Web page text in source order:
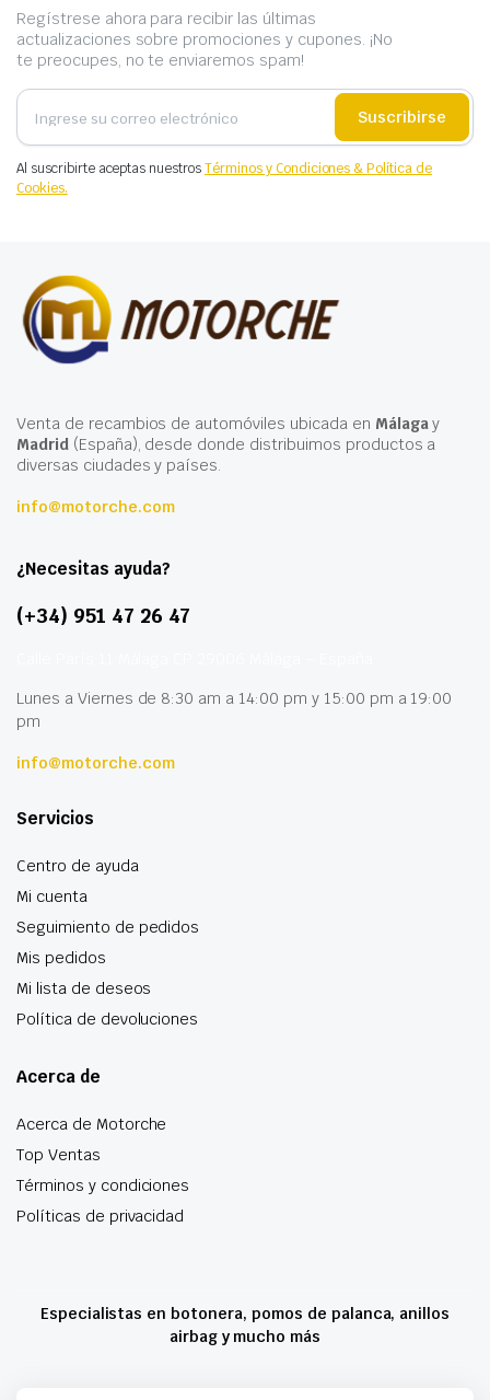
Regístrese ahora para recibir las últimas
actualizaciones sobre promociones y cupones. ¡No
te preocupes, no te enviaremos spam!
Suscribirse
Al suscribirte aceptas nuestrosTérminos y Condiciones & Política de
Cookies.
Venta de recambios de automóviles ubicada en Málagay
Madrid(España), desde donde distribuimos productos a
diversas ciudades y países.
info@motorche.com
¿Necesitas ayuda?
(+34) 951 47 26 47
Lunes a Viernes de 8:30 am a 14:00 pm y 15:00 pm a 19:00
pm
info@motorche.com
Servicios
Centro de ayuda
Mi cuenta
Seguimiento de pedidos
Mis pedidos
Mi lista de deseos
Política de devoluciones
Acerca de
Acerca de Motorche
Top Ventas
Términos y condiciones
Políticas de privacidad
Especialistas en botonera, pomos de palanca, anillos
airbag y mucho más